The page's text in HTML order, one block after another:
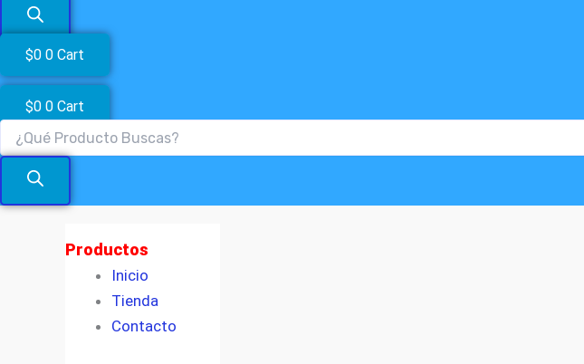
$0 0 Cart
$0 0 Cart
Productos
Inicio
Tienda
Contacto